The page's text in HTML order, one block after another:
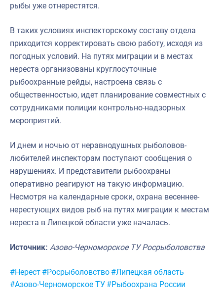
рыбы уже отнерестятся.
В таких условиях инспекторскому составу отдела
приходится корректировать свою работу, исходя из
погодных условий. На путях миграции и в местах
нереста организованы круглосуточные
рыбоохранные рейды, настроена связь с
общественностью, идет планирование совместных с
сотрудниками полиции контрольно-надзорных
мероприятий.
И днем и ночью от неравнодушных рыболовов-
любителей инспекторам поступают сообщения о
нарушениях. И представители рыбоохраны
оперативно реагируют на такую информацию.
Несмотря на календарные сроки, охрана весеннее-
нерестующих видов рыб на путях миграции к местам
нереста в Липецкой области уже началась.
Источник: Азово-Черноморское ТУ Росрыболовства
Метки:
#Нерест #Росрыболовство #Липецкая область
#Азово-Черноморское ТУ #Рыбоохрана России